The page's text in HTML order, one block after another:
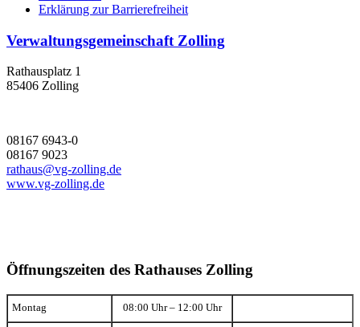
Erklärung zur Barrierefreiheit
Verwaltungsgemeinschaft Zolling
Rathausplatz 1
85406 Zolling
08167 6943-0
08167 9023
rathaus@vg-zolling.de
www.vg-zolling.de
Öffnungszeiten des Rathauses Zolling
Montag 08:00 Uhr – 12:00 Uhr